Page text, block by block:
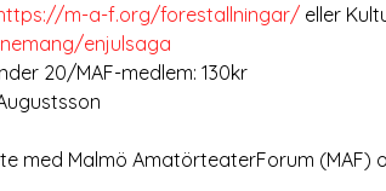
m-a-f.org/forestallningar/ eller
enjulsaga
20/MAF-medlem: 130kr
med Malmö AmatörteaterForum (MAF)